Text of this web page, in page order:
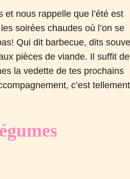
et nous rappelle que l’été est
soirées chaudes où l’on se
Qui dit barbecue, dits
pièces de viande. Il suffit de
la vedette de tes prochains
c’est tellement